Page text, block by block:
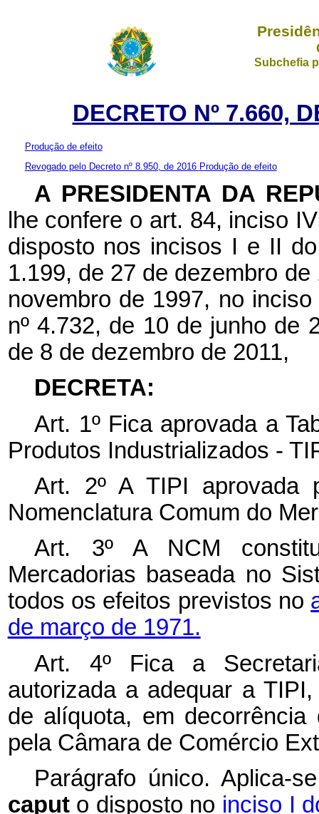
Subchefia
DECRETO Nº 7.660,
Produção de efeito
Revogado pelo Decreto nº 8.950, de 2016 Produção de efeito
A PRESIDENTA DA
lhe confere o art. 84, inciso
disposto nos incisos I e II
1.199, de 27 de dezembro
novembro de 1997, no
nº 4.732, de 10 de junho de
de 8 de dezembro de 2011,
DECRETA:
Art. 1º Fica aprovada a
Produtos Industrializados -
Art. 2ºA TIPI aprovada
Nomenclatura Comum do
Art. 3º A NCM
Mercadorias baseada no
todos os efeitos previstos no
de março de 1971.
Art. 4º Fica a
autorizada a adequar a
de alíquota, em
pela Câmara de Comércio
Parágrafo único. Aplica-
caput o disposto no inciso I